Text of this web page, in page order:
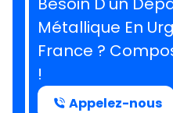
Métallique En
France ?
!
Appelez-nous